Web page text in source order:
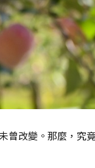
改變。那麼，究